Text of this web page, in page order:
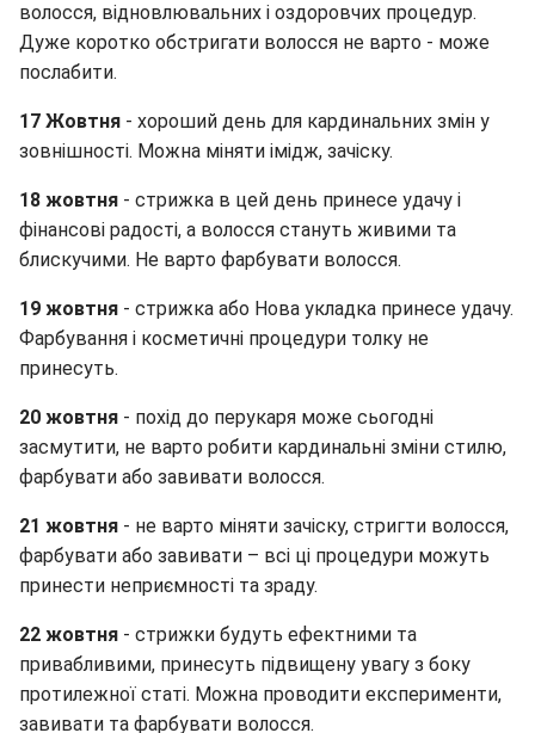
волосся, відновлювальних і оздоровчих процедур.
Дуже коротко обстригати волосся не варто - може
послабити.
17 Жовтня - хороший день для кардинальних змін у
зовнішності. Можна міняти імідж, зачіску.
18 жовтня - стрижка в цей день принесе удачу і
фінансові радості, а волосся стануть живими та
блискучими. Не варто фарбувати волосся.
19 жовтня - стрижка або Нова укладка принесе удачу.
Фарбування і косметичні процедури толку не
принесуть.
20 жовтня - похід до перукаря може сьогодні
засмутити, не варто робити кардинальні зміни стилю,
фарбувати або завивати волосся.
21 жовтня - не варто міняти зачіску, стригти волосся,
фарбувати або завивати – всі ці процедури можуть
принести неприємності та зраду.
22 жовтня - стрижки будуть ефектними та
привабливими, принесуть підвищену увагу з боку
протилежної статі. Можна проводити експерименти,
завивати та фарбувати волосся.